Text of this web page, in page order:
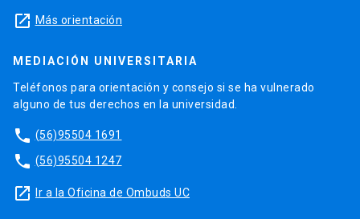
launch Más orientación
MEDIACIÓN UNIVERSITARIA
Teléfonos para orientación y consejo si se ha vulnerado
alguno de tus derechos en la universidad.
phone (56)95504 1691
phone (56)95504 1247
launch Ir a la Oficina de Ombuds UC